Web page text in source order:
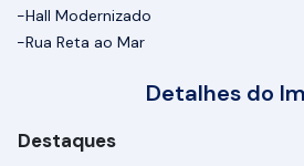
-Hall Modernizado
-Rua Reta ao Mar
Detalhes do
Destaques